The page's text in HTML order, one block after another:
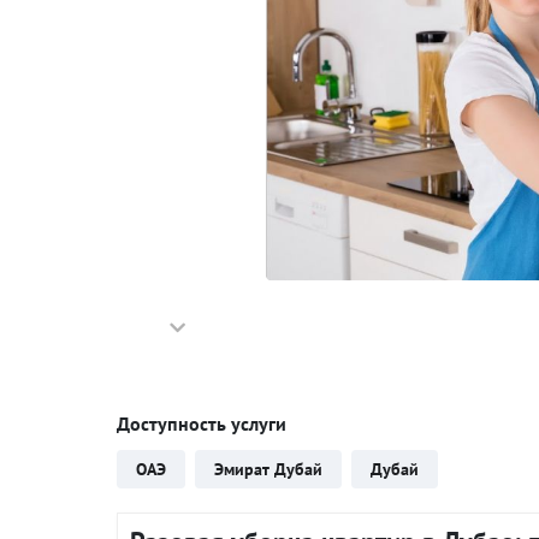
Доступность услуги
ОАЭ Эмират Дубай Дубай